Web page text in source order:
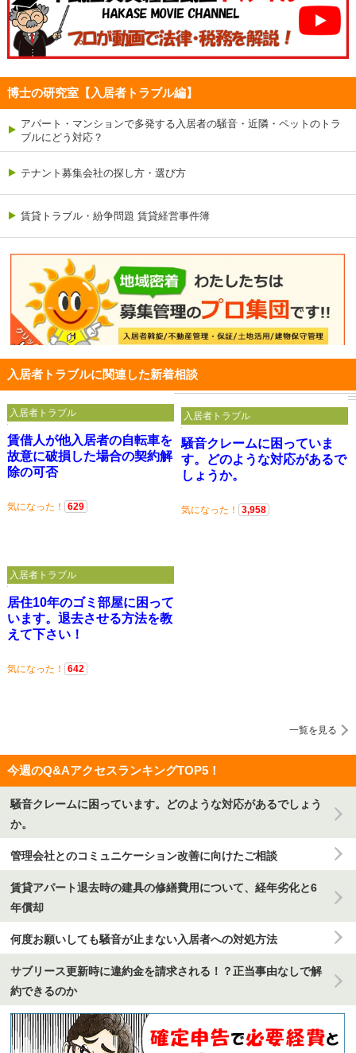
博士の研究室【入居者トラブル編】
アパート・マンションで多発する入居者の騒音・近隣・ペットのトラ
ブルにどう対応？
テナント募集会社の探し方・選び方
賃貸トラブル・紛争問題 賃貸経営事件簿
入居者トラブルに関連した新着相談
賃借人が他入居者の自転車を
故意に破損した場合の契約解
除の可否
気になった！ 629
入居者トラブル
騒音クレームに困っていま
す。どのような対応があるで
しょうか。
気になった！ 3,958
入居者トラブル
居住10年のゴミ部屋に困って
います。退去させる方法を教
えて下さい！
気になった！ 642
入居者トラブル
一覧を見る
今週のQ&AアクセスランキングTOP5！
騒音クレームに困っています。どのような対応があるでしょう
か。
管理会社とのコミュニケーション改善に向けたご相談
賃貸アパート退去時の建具の修繕費用について、経年劣化と6
年償却
何度お願いしても騒音が止まない入居者への対処方法
サブリース更新時に違約金を請求される！？正当事由なしで解
約できるのか